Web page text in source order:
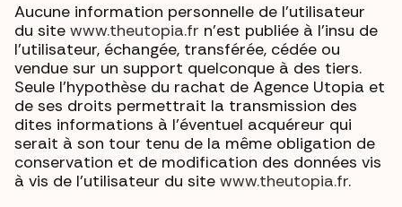
Aucune information personnelle de l'utilisateur
du site www.theutopia.fr n'est publiée à l'insu de
l'utilisateur, échangée, transférée, cédée ou
vendue sur un support quelconque à des tiers.
Seule l'hypothèse du rachat de Agence Utopia et
de ses droits permettrait la transmission des
dites informations à l'éventuel acquéreur qui
serait à son tour tenu de la même obligation de
conservation et de modification des données vis
à vis de l'utilisateur du site www.theutopia.fr.